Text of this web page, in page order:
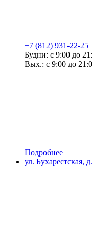
+7 (812) 931-22-25
Будни: с 9:00 до
Вых.: с 9:00 до
Подробнее
ул. Бухарестская,